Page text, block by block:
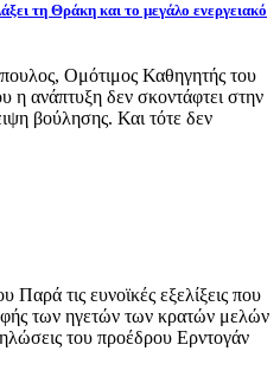
τη Θράκη και το μεγάλο ενεργειακό
Ομότιμος Καθηγητής του
ανάπτυξη δεν σκοντάφτει στην
βούλησης. Και τότε δεν
τις ευνοϊκές εξελίξεις που
των ηγετών των κρατών μελών
του προέδρου Ερντογάν